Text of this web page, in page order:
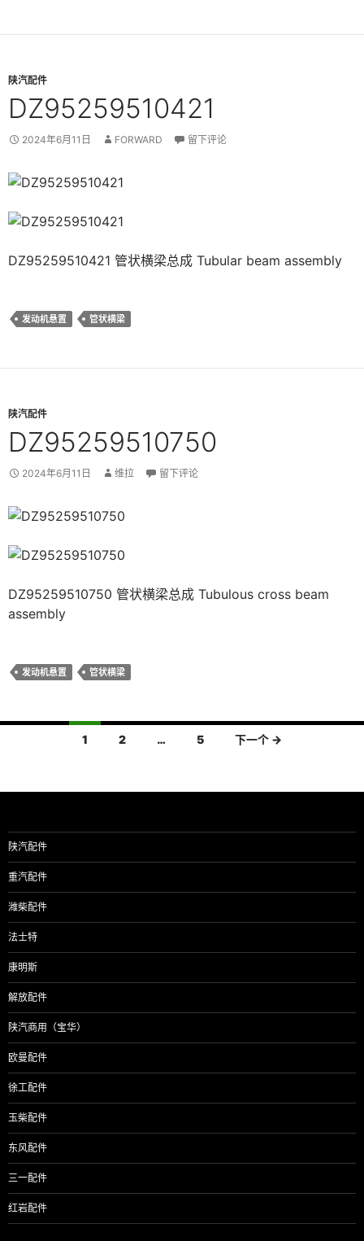
陕汽配件
DZ95259510421
2024年6月11日 FORWARD 留下评论
DZ95259510421 管状横梁总成 Tubular beam assembly
发动机悬置 管状横梁
陕汽配件
DZ95259510750
2024年6月11日 维拉 留下评论
DZ95259510750 管状横梁总成 Tubulous cross beam
assembly
发动机悬置 管状横梁
导
1 2 … 5 下一个 →
陕汽配件
重汽配件
潍柴配件
法士特
康明斯
解放配件
陕汽商用（宝华）
欧曼配件
徐工配件
玉柴配件
东风配件
三一配件
红岩配件